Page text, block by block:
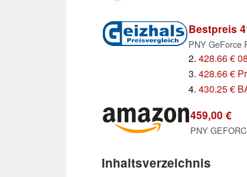
Bestpreis
2.428.66 €
3.428.66 €
4.430.25 €
459,00 €
PNY
Inhaltsverzeichnis